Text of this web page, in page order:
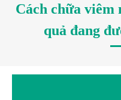
Cách chữa viêm
quả đang